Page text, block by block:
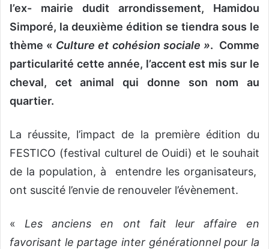
l’ex- mairie dudit arrondissement, Hamidou
Simporé, la deuxième édition se tiendra sous le
thème « Culture et cohésion sociale ». Comme
particularité cette année, l’accent est mis sur le
cheval, cet animal qui donne son nom au
quartier.
La réussite, l’impact de la première édition du
FESTICO (festival culturel de Ouidi) et le souhait
de la population, à entendre les organisateurs,
ont suscité l’envie de renouveler l’évènement.
« Les anciens en ont fait leur affaire en
favorisant le partage inter générationnel pour la